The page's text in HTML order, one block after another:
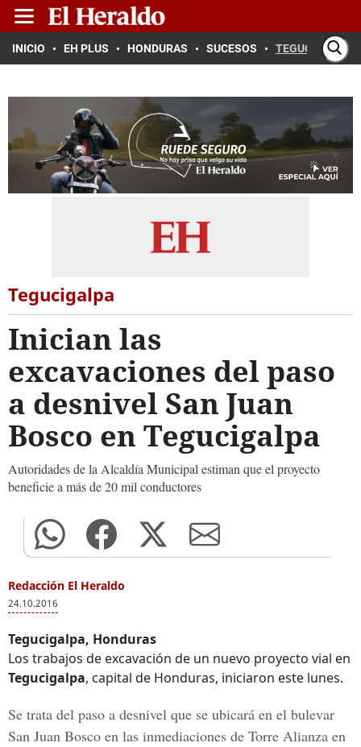
INICIO EH PLUS HONDURAS SUCESOS TEGUCIGALPA
Tegucigalpa
Inician las
excavaciones del paso
a desnivel San Juan
Bosco en Tegucigalpa
Autoridades de la Alcaldía Municipal estiman que el proyecto
beneficie a más de 20 mil conductores
Redacción El Heraldo
24.10.2016
Tegucigalpa, Honduras
Los trabajos de excavación de un nuevo proyecto vial en
Tegucigalpa, capital de Honduras, iniciaron este lunes.
Se trata del paso a desnivel que se ubicará en el bulevar
San Juan Bosco en las inmediaciones de Torre Alianza en